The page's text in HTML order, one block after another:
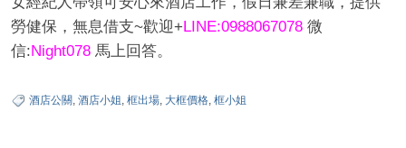
勞健保，無息借支~歡迎+LINE:0988067078 微
信:Night078 馬上回答。
酒店公關, 酒店小姐, 框出場, 大框價格, 框小姐